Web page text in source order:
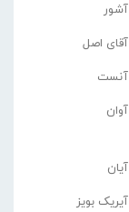
آشور
آقای اصل
آنست
آوان
آیان
آیریک بویز